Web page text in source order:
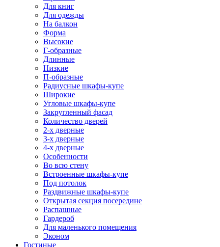
Для книг
Для одежды
На балкон
Форма
Высокие
Г-образные
Длинные
Низкие
П-образные
Радиусные шкафы-купе
Широкие
Угловые шкафы-купе
Закругленный фасад
Количество дверей
2-х дверные
3-х дверные
4-х дверные
Особенности
Во всю стену
Встроенные шкафы-купе
Под потолок
Раздвижные шкафы-купе
Открытая секция посередине
Распашные
Гардероб
Для маленького помещения
Эконом
Гостиные